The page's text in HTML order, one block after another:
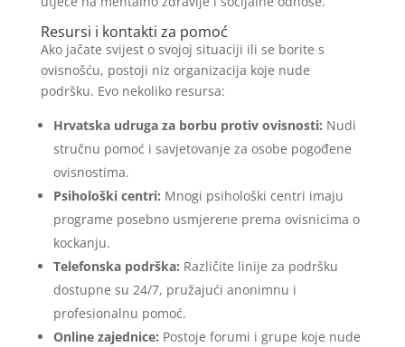
Resursi i kontakti za pomoć
Ako jačate svijest o svojoj situaciji ili se borite s
ovisnošću, postoji niz organizacija koje nude
podršku. Evo nekoliko resursa:
Hrvatska udruga za borbu protiv ovisnosti: Nudi
stručnu pomoć i savjetovanje za osobe pogođene
ovisnostima.
Psihološki centri: Mnogi psihološki centri imaju
programe posebno usmjerene prema ovisnicima o
kockanju.
Telefonska podrška: Različite linije za podršku
dostupne su 24/7, pružajući anonimnu i
profesionalnu pomoć.
Online zajednice: Postoje forumi i grupe koje nude